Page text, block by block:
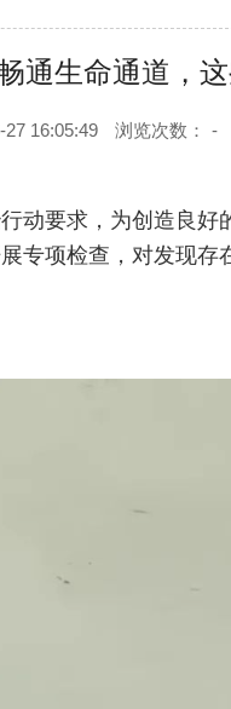
通生命通道，
16:05:49 浏览次数： -
要求，为创造良好
专项检查，对发现存